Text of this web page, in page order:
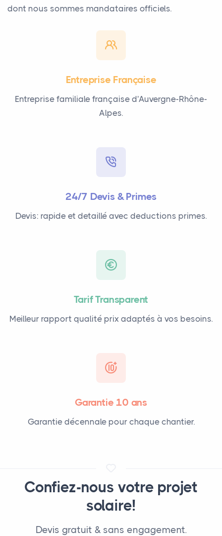
dont nous sommes mandataires officiels.
Entreprise Française
Entreprise familiale française d'Auvergne-Rhône-
Alpes.
24/7 Devis & Primes
Devis: rapide et detaillé avec deductions primes.
Tarif Transparent
Meilleur rapport qualité prix adaptés à vos besoins.
Garantie 10 ans
Garantie décennale pour chaque chantier.
Confiez-nous votre projet
solaire!
Devis gratuit & sans engagement.